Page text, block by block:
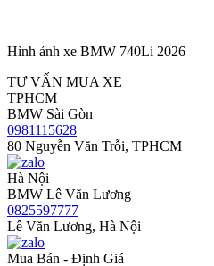
Hình ảnh xe BMW 740Li 2026
TƯ VẤN MUA XE
TPHCM
BMW Sài Gòn
0981115628
80 Nguyễn Văn Trỗi, TPHCM
Hà Nội
BMW Lê Văn Lương
0825597777
Lê Văn Lương, Hà Nội
Mua Bán - Định Giá